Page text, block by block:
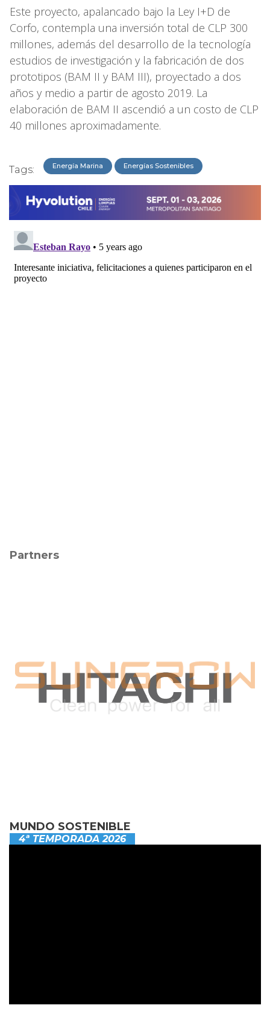
Este proyecto, apalancado bajo la Ley I+D de
Corfo, contempla una inversión total de CLP 300
millones, además del desarrollo de la tecnología
estudios de investigación y la fabricación de dos
prototipos (BAM II y BAM III), proyectado a dos
años y medio a partir de agosto 2019. La
elaboración de BAM II ascendió a un costo de CLP
40 millones aproximadamente.
Tags: Energía Marina Energías Sostenibles
Partners
MUNDO SOSTENIBLE
4ª TEMPORADA 2026